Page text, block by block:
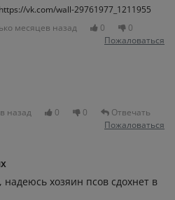
https://vk.com/wall-29761977_1211955
месяцев назад
0
0
Пожаловаться
назад 0 0
Отвечать
Пожаловаться
хозяин псов сдохнет в